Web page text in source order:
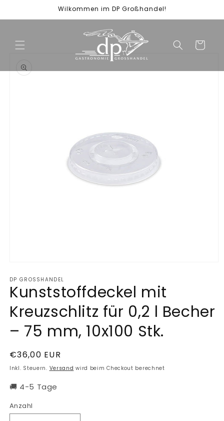
Inhalt
Wilkommen im DP Großhandel!
Warenkorb
in
Modal
öffnen
DP GROSSHANDEL
Kunststoffdeckel mit
Kreuzschlitz für 0,2 l Becher
– 75 mm, 10x100 Stk.
Normaler
Preis
€36,00 EUR
Inkl. Steuern. Versand wird beim Checkout berechnet
🚚 4-5 Tage
Anzahl